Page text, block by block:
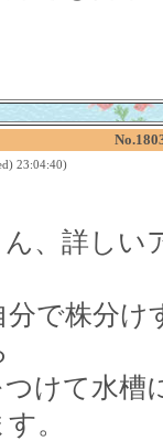
23:04:40)
、詳しい
分で株分
けて水槽
。